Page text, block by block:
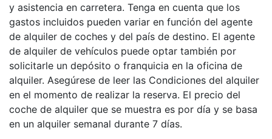
y asistencia en carretera. Tenga en cuenta que los
gastos incluidos pueden variar en función del agente
de alquiler de coches y del país de destino. El agente
de alquiler de vehículos puede optar también por
solicitarle un depósito o franquicia en la oficina de
alquiler. Asegúrese de leer las Condiciones del alquiler
en el momento de realizar la reserva. El precio del
coche de alquiler que se muestra es por día y se basa
en un alquiler semanal durante 7 días.